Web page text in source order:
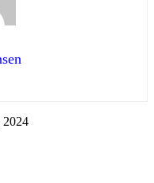
2024